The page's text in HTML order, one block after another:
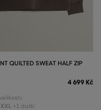
QUILTED SWEAT HALF ZIP
4 699 Kč
XXL +1 další